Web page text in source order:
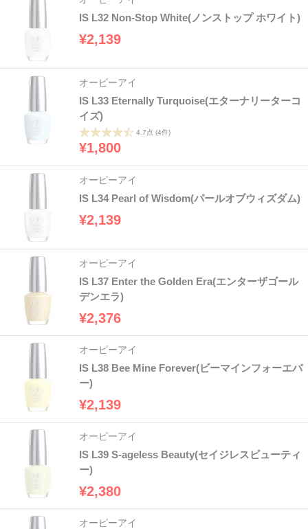
IS L32 Non-Stop White(ノンストップ ホワイト)
¥2,139
オーピーアイ
IS L33 Eternally Turquoise(エターナリーターコ
イズ)
4.7点 (4件)
¥1,800
オーピーアイ
IS L34 Pearl of Wisdom(パールオブウィズダム)
¥2,139
オーピーアイ
IS L37 Enter the Golden Era(エンターザゴール
デンエラ)
¥2,376
オーピーアイ
IS L38 Bee Mine Forever(ビーマインフォーエバ
ー)
¥2,139
オーピーアイ
IS L39 S-ageless Beauty(セイジレスビューティ
ー)
¥2,380
オーピーアイ